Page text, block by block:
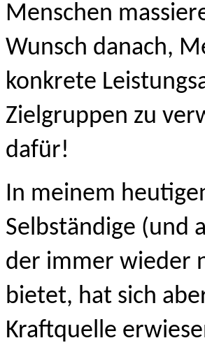
Menschen
Wunsch danach,
konkrete
Zielgruppen zu
dafür!
In meinem
Selbständige (und
der immer wieder
bietet, hat sich
Kraftquelle